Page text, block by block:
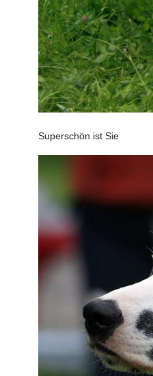
Superschön ist Sie